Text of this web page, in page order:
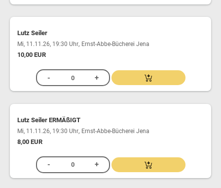
Lutz Seiler
Mi, 11.11.26, 19:30 Uhr, Ernst-Abbe-Bücherei Jena
10,00 EUR
Lutz Seiler ERMÄßIGT
Mi, 11.11.26, 19:30 Uhr, Ernst-Abbe-Bücherei Jena
8,00 EUR